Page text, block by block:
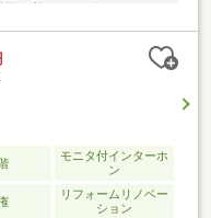
徒歩10分圏内■小学
気の都市ガスが利用可
接の洋室はお引渡しまで
敷地内駐車場満車。2年
（月額1台1万～1万4千
モニタ付インターホ
ン
リフォームリノベー
ション